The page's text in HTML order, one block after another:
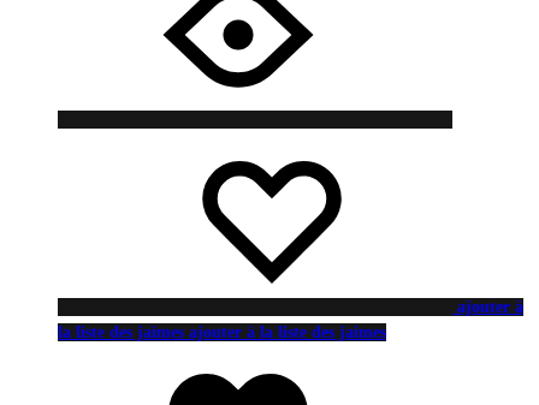
ajouter à
la liste des jaimes ajouter à la liste des jaimes